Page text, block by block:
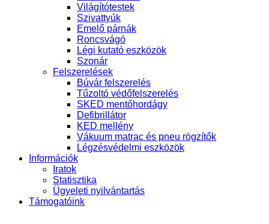
Világítótestek
Szivattyúk
Emelő párnák
Roncsvágó
Légi kutató eszközök
Szonár
Felszerelések
Búvár felszerelés
Tűzoltó védőfelszerelés
SKED mentőhordágy
Defibrillátor
KED mellény
Vákuum matrac és pneu rögzítők
Légzésvédelmi eszközök
Információk
Iratok
Statisztika
Ügyeleti nyilvántartás
Támogatóink